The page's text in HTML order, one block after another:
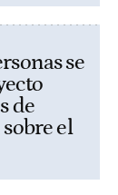
se
de
el